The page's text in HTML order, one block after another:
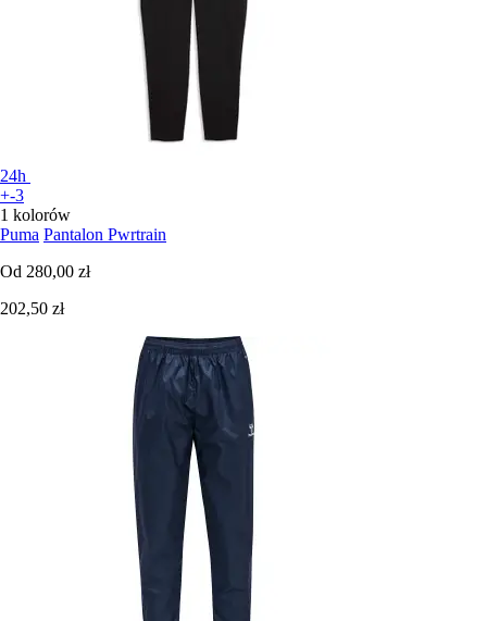
24h
+-3
1 kolorów
Puma Pantalon Pwrtrain
Od 280,00 zł
202,50 zł